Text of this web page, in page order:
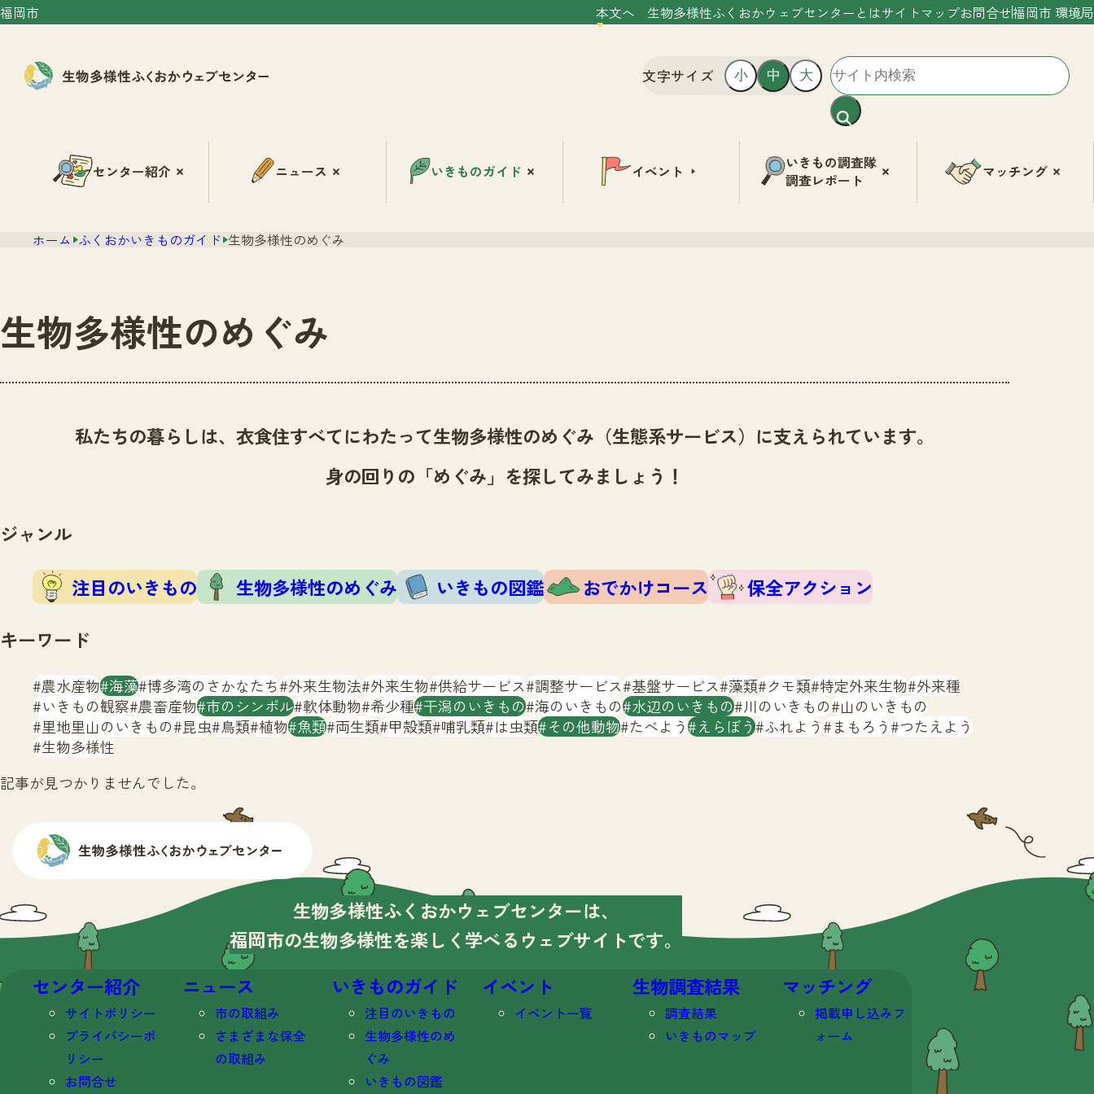
福岡市 本文へ 生物多様性ふくおかウェブセンターとはサイトマップお問合せ福岡市 環境局
文字サイズ 小 中 大
センター紹介 ニュース いきものガイド イベント
いきもの調査隊
調査レポート
マッチング
ホーム ふくおかいきものガイド 生物多様性のめぐみ
生物多様性のめぐみ
私たちの暮らしは、衣食住すべてにわたって生物多様性のめぐみ（生態系サービス）に支えられています。
身の回りの「めぐみ」を探してみましょう！
ジャンル
注目のいきもの 生物多様性のめぐみ いきもの図鑑 おでかけコース
保全アクション
キーワード
農水産物 海藻 博多湾のさかなたち 外来生物法 外来生物 供給サービス 調整サービス 基盤サービス 藻類 クモ類 特定外来生物 外来種
いきもの観察 農畜産物 市のシンボル 軟体動物 希少種 干潟のいきもの 海のいきもの 水辺のいきもの 川のいきもの 山のいきもの
里地里山のいきもの 昆虫 鳥類 植物 魚類 両生類 甲殻類 哺乳類 は虫類 その他動物 たべよう えらぼう ふれよう まもろう つたえよう
生物多様性
記事が見つかりませんでした。
生物多様性ふくおかウェブセンターは、
福岡市の生物多様性を楽しく学べる ウェブサイトです。
センター紹介
サイトポリシー
プライバシーポ
リシー
お問合せ
ニュース
市の取組み
さまざまな保全
の取組み
いきものガイド
注目のいきもの
生物多様性のめ
ぐみ
いきもの図鑑
イベント
イベント一覧
生物調査結果
調査結果
いきものマップ
マッチング
掲載申し込みフ
ォーム